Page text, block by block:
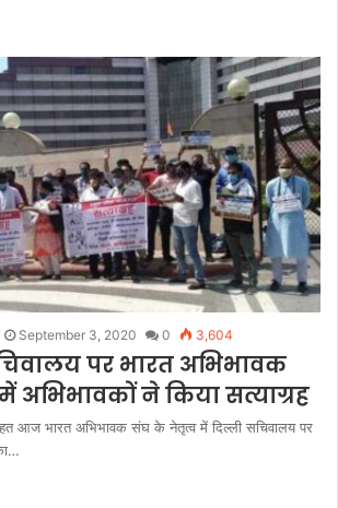
September 3, 2020 0 3,604
पर भारत अभिभावक
ने किया सत्याग्रह
आज भारत अभिभावक संघ के नेतृत्व में दिल्ली सचिवालय पर